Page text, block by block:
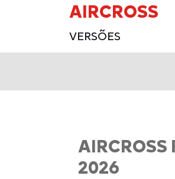
AIRCROSS
VERSÕES
AIRCROSS
2026